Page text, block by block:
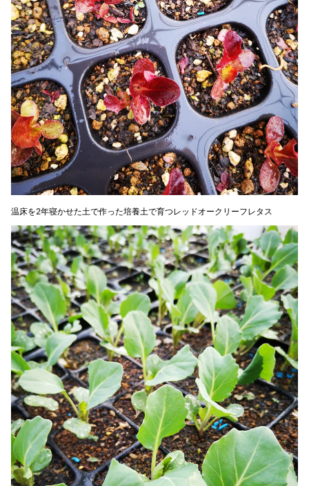
温床を2年寝かせた土で作った培養土で育つレッドオークリーフレタス